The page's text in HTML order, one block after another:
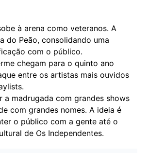
à arena como veteranos. A
do Peão, consolidando uma
com o público.
chegam para o quinto ano
entre os artistas mais ouvidos
a madrugada com grandes shows
com grandes nomes. A ideia é
o público com a gente até o
de Os Independentes.